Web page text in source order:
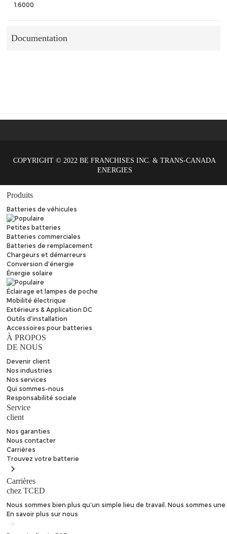
1.6000
Documentation
Produits
Batteries de véhicules
Petites batteries
Batteries commerciales
Batteries de remplacement
Chargeurs et démarreurs
Conversion d’énergie
Énergie solaire
Éclairage et lampes de poche
Mobilité électrique
Extérieurs & Application DC
Outils d’installation
Accessoires pour batteries
À PROPOS
DE NOUS
Devenir client
Nos industries
Nos services
Qui sommes-nous
Responsabilité sociale
Service
client
Nos garanties
Nous contacter
Carrières
Trouvezvotre batterie
Carrières
chez TCED
Nous sommes bien plus qu’un simple lieu de travail. Nous sommes
En savoir plus sur nous
COPYRIGHT © 2022 BE FRANCHISES INC. & TRANS-CANADA
ENERGIES